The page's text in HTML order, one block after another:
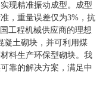
现精准振动成型。成型
，重量误差仅为3%，抗
工程机械供应商的理想
凝土砌块，并可利用煤
料生产环保型砌块。我
靠的解决方案，满足中